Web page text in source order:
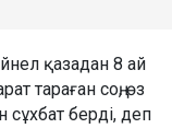
қазадан 8 ай
тараған соң, өз
берді, деп